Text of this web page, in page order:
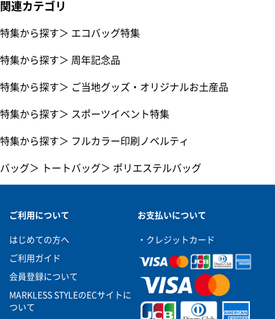
関連カテゴリ
特集から探す＞ エコバッグ特集
特集から探す＞ 周年記念品
特集から探す＞ ご当地グッズ・オリジナルお土産品
特集から探す＞ スポーツイベント特集
特集から探す＞ フルカラー印刷ノベルティ
バッグ＞ トートバッグ＞ ポリエステルバッグ
ご利用について
はじめての方へ
ご利用ガイド
会員登録について
MARKLESS STYLEのECサイトに
ついて
お支払いについて
・クレジットカード